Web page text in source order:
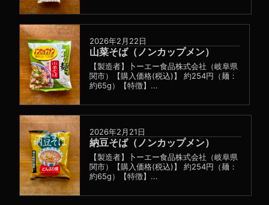
2026年2月22日
山菜そば（ノンカップメン）
【製造者】卜ーエー食品株式会社（岐阜県
関市）【購入価格(税込)】 約254円（麺：
約65g）【特徴】...
2026年2月21日
納豆そば（ノンカップメン）
【製造者】卜ーエー食品株式会社（岐阜県
関市）【購入価格(税込)】 約254円（麺：
約65g）【特徴】...